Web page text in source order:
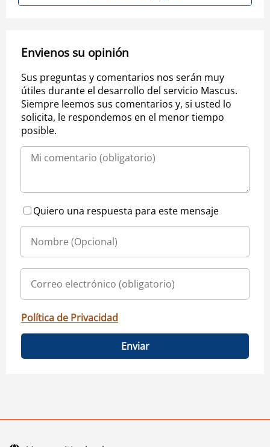
Envienos su opinión
Sus preguntas y comentarios nos serán muy
útiles durante el desarrollo del servicio Mascus.
Siempre leemos sus comentarios y, si usted lo
solicita, le respondemos en el menor tiempo
posible.
Quiero una respuesta para este mensaje
Política de Privacidad
Enviar